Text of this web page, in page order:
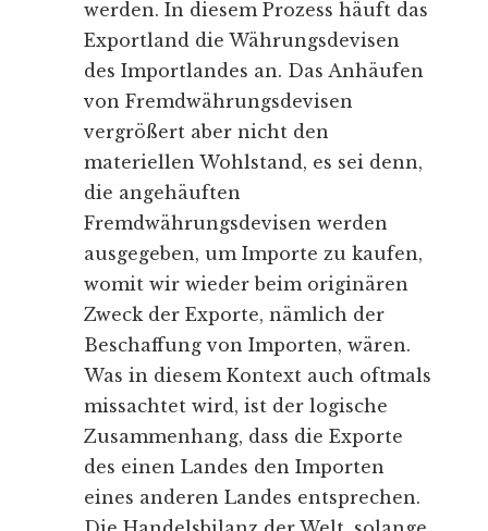
werden. In diesem Prozess häuft das
Exportland die Währungsdevisen
des Importlandes an. Das Anhäufen
von Fremdwährungsdevisen
vergrößert aber nicht den
materiellen Wohlstand, es sei denn,
die angehäuften
Fremdwährungsdevisen werden
ausgegeben, um Importe zu kaufen,
womit wir wieder beim originären
Zweck der Exporte, nämlich der
Beschaffung von Importen, wären.
Was in diesem Kontext auch oftmals
missachtet wird, ist der logische
Zusammenhang, dass die Exporte
des einen Landes den Importen
eines anderen Landes entsprechen.